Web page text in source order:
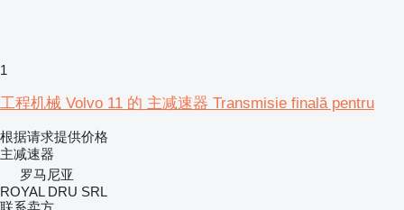
1
工程机械 Volvo 11 的 主减速器 Transmisie finală pentru
根据请求提供价格
主减速器
罗马尼亚
ROYAL DRU SRL
联系卖方